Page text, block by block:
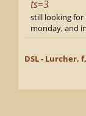
ts=3
still looking
monday, and
DSL - Lurcher,